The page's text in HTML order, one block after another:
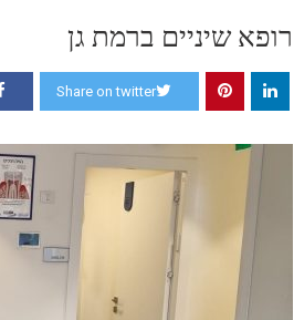
רופא שיניים ברמת גן
Share on twitter